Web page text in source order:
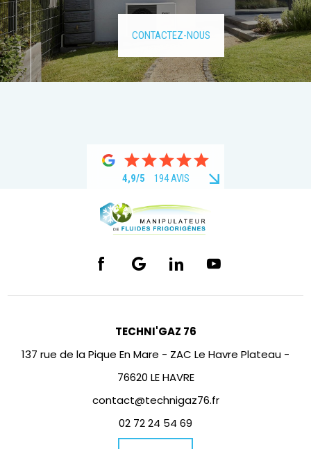
CONTACTEZ-NOUS
4,9/5 194 AVIS
TECHNI'GAZ 76
137 rue de la Pique En Mare - ZAC Le Havre Plateau -
76620 LE HAVRE
contact@technigaz76.fr
02 72 24 54 69